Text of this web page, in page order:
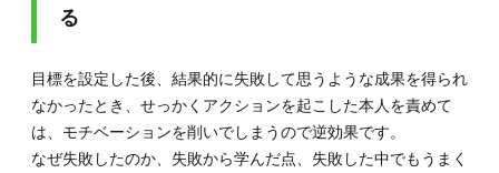
る
目標を設定した後、結果的に失敗して思うような成果を得られ
なかったとき、せっかくアクションを起こした本人を責めて
は、モチベーションを削いでしまうので逆効果です。
なぜ失敗したのか、失敗から学んだ点、失敗した中でもうまく